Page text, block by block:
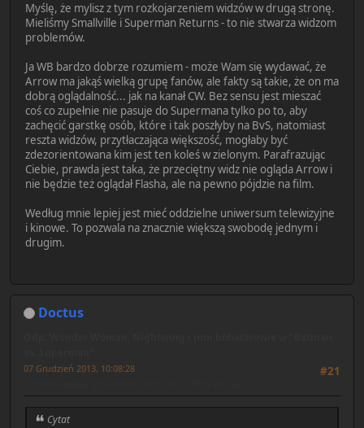
Myślę, że mylisz z tym rozkojarzeniem widzów w drugą stronę.
Mieliśmy Smallville i Superman Returns - to nie stwarza widzom
problemów.
Ja WB bardzo dobrze rozumiem - może Wam się wydawać, że
Arrow ma jakąś wielką grupę fanów, ale fakty są takie, że on ma
dobrą oglądalność... jak na kanał CW. Bez sensu jest mieszać
coś co zupełnie nie pasuje do Supermana tylko po to, aby
zachęcić garstkę osób, które i tak poszłyby na BvS, natomiast
reszta widzów, przytłaczająca większość, mogłaby być
zdezorientowana kim jest ten koleś w zielonym. Parafrazując
Ciebie, prawda jest taka, że przeciętny widz nie ogląda Arrow i
nie będzie też oglądał Flasha, ale na pewno pójdzie na film.
Według mnie lepiej jest mieć oddzielne uniwersum telewizyjne
i kinowe. To pozwala na znacznie większą swobodę jednym i
drugim.
Doctus
#21
07 Grudzień 2013, 10:08:28
Cytat